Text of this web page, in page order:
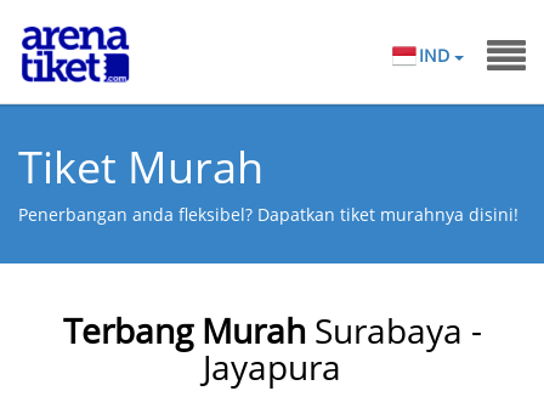
IND
Tiket Murah
Penerbangan anda fleksibel? Dapatkan tiket murahnya disini!
Terbang Murah Surabaya -
Jayapura